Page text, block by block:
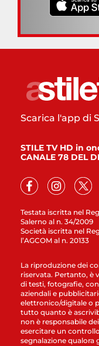
Testata iscritta nel
Salerno al n. 34/2009
Società iscritta nel
l’AGCOM al n. 20133
Scarica l'app di
STILE TV HD in
CANALE 78 DEL
La riproduzione dei
riservata. Pertanto, è
di testi, fotografie,
aziendali e
elettronico/digitale o
tutto quanto è
non è responsabile
esercitare un
segnalazione qualora